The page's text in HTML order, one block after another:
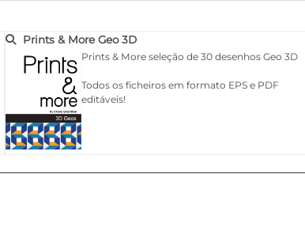
Prints & More Geo 3D
Prints & More seleção de 30 desenhos Geo 3D
Todos os ficheiros em formato EPS e PDF
editáveis!